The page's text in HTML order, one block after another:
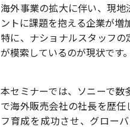
海外事業の拡大に伴い、現
ントに課題を抱える企業が増
特に、ナショナルスタッフ
が模索しているのが現状です。
本セミナーでは、ソニーで
で海外販売会社の社長を歴
フ育成を成功させ、グロー